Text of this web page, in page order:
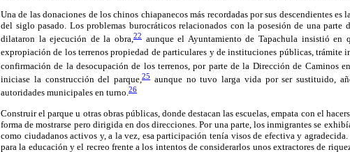
Una de las donaciones de los chinos chiapanecos más recordadas por sus descendientes
del siglo pasado. Los problemas burocráticos relacionados con la posesión de una parte
dilataron la ejecución de la obra,22 aunque el Ayuntamiento de Tapachula insistió en
expropiación de los terrenos propiedad de particulares y de instituciones públicas, trámite
confirmación de la desocupación de los terrenos, por parte de la Dirección de Caminos
iniciase la construcción del parque,25 aunque no tuvo larga vida por ser sustituido,
autoridades municipales en turno.26
Construir el parque u otras obras públicas, donde destacan las escuelas, empata con el
forma de mostrarse pero dirigida en dos direcciones. Por una parte, los inmigrantes se
como ciudadanos activos y, a la vez, esa participación tenía visos de efectiva y
para la educación y el recreo frente a los intentos de considerarlos unos extractores de